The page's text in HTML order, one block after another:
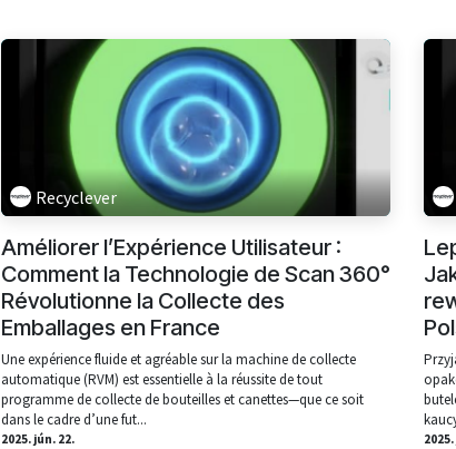
Recyclever
Améliorer l’Expérience Utilisateur :
Comment la Technologie de Scan 360°
Révolutionne la Collecte des
Emballages en France
Une expérience fluide et agréable sur la machine de collecte
automatique (RVM) est essentielle à la réussite de tout
programme de collecte de bouteilles et canettes—que ce soit
dans le cadre d’une fut...
2025. jún. 22.